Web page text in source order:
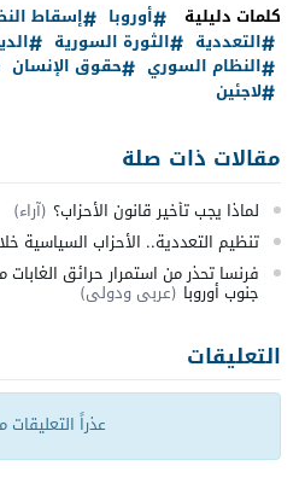
كلمات دليلية
أوروبا إسقاط
التعددية
الثورة السورية
النظام السوري
حقوق الإنسان
لاجئين
مقالات ذات صلة
لماذا يجب تأخير قانون الأحزاب؟ (آراء)
تنظيم التعددية.. الأحزاب السياسية
فرنسا تحذر من استمرار حرائق
جنوب أوروبا (عربي ودولي)
التعليقات
عذراً التعليقات